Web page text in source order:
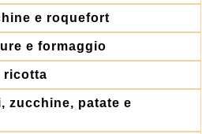
e roquefort
e formaggio
ricotta
zucchine, patate e